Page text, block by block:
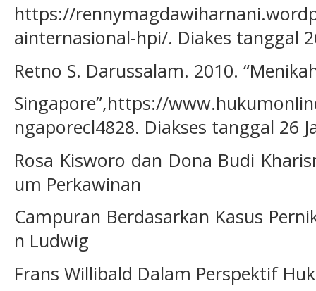
https://
ainternasional-hpi/. Diakes tanggal
Retno S. Darussalam. 2010.
Singapore”,https://
ngaporecl4828. Diakses tanggal 26
Rosa Kisworo dan Dona Budi
um Perkawinan
Campuran Berdasarkan Kasus
n Ludwig
Frans Willibald Dalam Perspektif